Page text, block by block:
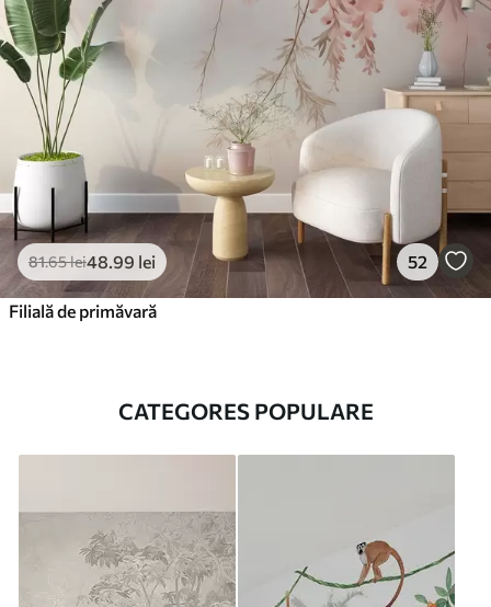
81.65lei48 .99 lei 52
Filială de primăvară
CATEGORES POPULARE